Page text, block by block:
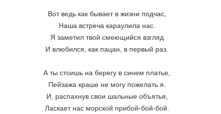
Вот ведь как бывает в жизни подчас,
Наша встреча караулила нас.
Я заметил твой смеющийся взгляд
И влюбился, как пацан, в первый раз.
А ты стоишь на берегу в синем платье,
Пейзажа краше не могу пожелать я.
И, распахнув свои шальные объятья,
Ласкает нас морской прибой-бой-бой.